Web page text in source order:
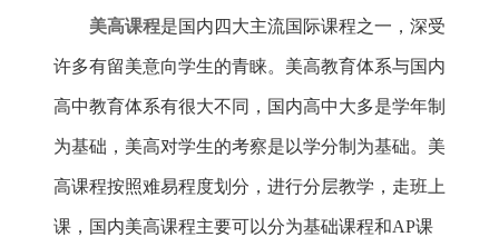
美高课程是国内四大主流国际课程之一，深受
许多有留美意向学生的青睐。美高教育体系与国内
高中教育体系有很大不同，国内高中大多是学年制
为基础，美高对学生的考察是以学分制为基础。美
高课程按照难易程度划分，进行分层教学，走班上
课，国内美高课程主要可以分为基础课程和AP课